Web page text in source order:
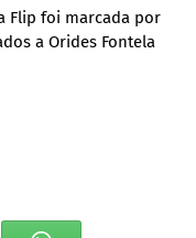
Flip foi marcada por
a Orides Fontela